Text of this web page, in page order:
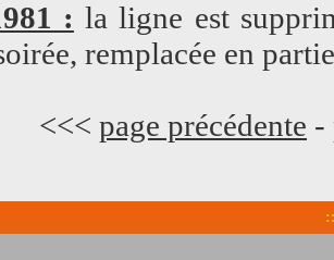
: la ligne est
remplacée en
<<< page précédente -